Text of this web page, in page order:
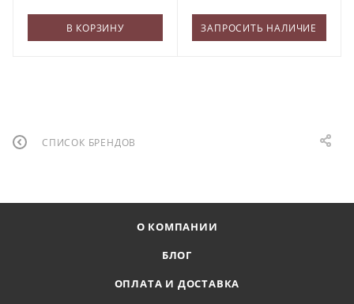
В КОРЗИНУ ЗАПРОСИТЬ НАЛИЧИЕ
СПИСОК БРЕНДОВ
О КОМПАНИИ
БЛОГ
ОПЛАТА И ДОСТАВКА